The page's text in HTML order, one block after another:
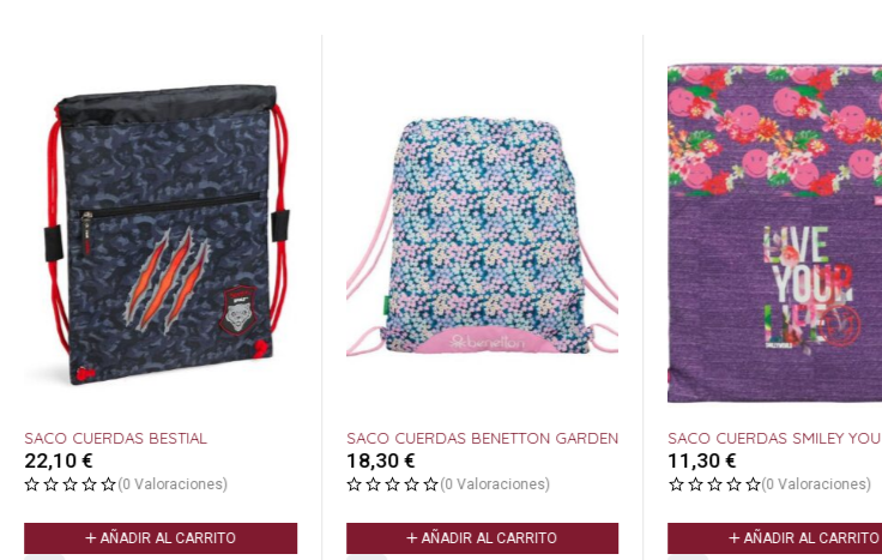
SACO CUERDAS BESTIAL
22,10 €
(0 Valoraciones)
AÑADIR AL CARRITO
SACO CUERDAS BENETTON GARDEN
18,30 €
(0 Valoraciones)
AÑADIR AL CARRITO
SACO CUERDAS SMILEY YOU
11,30€
(0 Valoraciones)
AÑADIR AL CARRITO